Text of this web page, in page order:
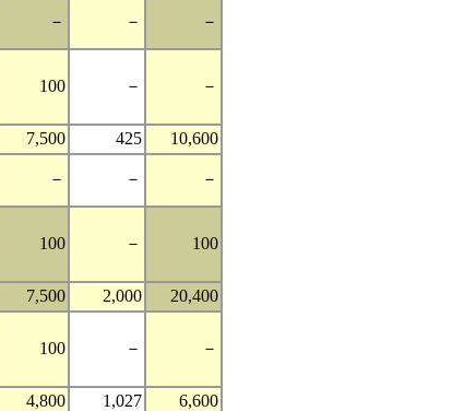
－ － －
100 － －
7,500 425
10,600
－ － －
100 － 100
7,500 2,000 20,400
100 － －
4,800 1,027
6,600